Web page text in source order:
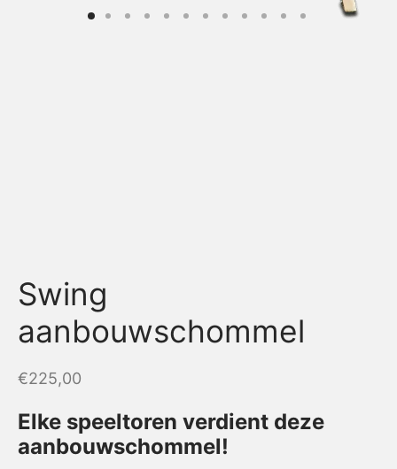
Swing
aanbouwschommel
€225,00
Elke speeltoren verdient deze
aanbouwschommel!